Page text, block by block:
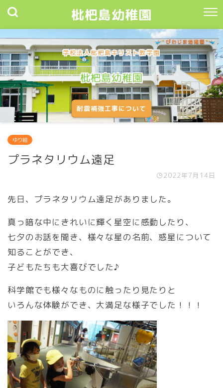
枇杷島幼稚園
学校法人枇杷島キリスト教学園
枇杷島幼稚園
耐震補強工事について
ゆり組
プラネタリウム遠足
2022年7月14日
先日、プラネタリウム遠足がありました。
真っ暗な中にきれいに輝く星空に感動したり、
七夕のお話を聞き、様々な星の名前、惑星について
知ることができ、
子どもたちも大喜びでした♪
科学館でも様々なものに触ったり見たりと
いろんな体験ができ、大満足な様子でした！！！